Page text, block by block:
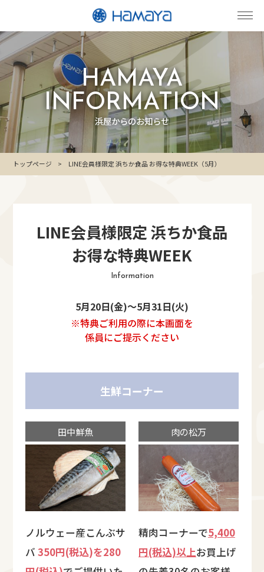
HAMAYA
INFORMATION
浜屋からのお知らせ
トップページ LINE会員様限定 浜ちか食品 お得な特典WEEK（5月）
LINE会員様限定 浜ちか食品
お得な特典WEEK
Information
5月20日(金)～5月31日(火)
※特典ご利用の際に本画面を
係員にご提示ください
生鮮コーナー
田中鮮魚
ノルウェー産こんぶサ
バ 350円(税込)を280
肉の松万
精肉コーナーで5,400
円(税込)以上お買上げ